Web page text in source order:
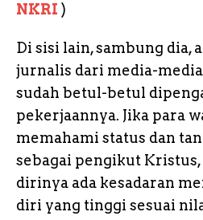
NKRI )
Di sisi lain, sambung dia,
jurnalis dari media-
sudah betul-betul
pekerjaannya. Jika para
memahami status dan
sebagai pengikut Kristus,
dirinya ada kesadaran
diri yang tinggi sesuai